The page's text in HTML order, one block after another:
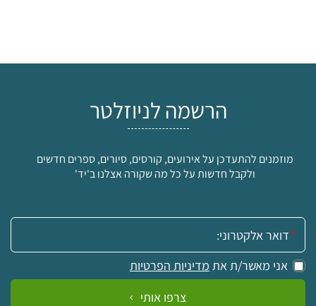
הרשמה לניוזלטר
מוזמנים להתעדכן על אירועים, קורסים, סיורים, ספרים חדשים
ולקבל חדשות על כל מה שקורה אצלנו ב'יד'
אימייל:
אני מאשר/ת את מדיניות הפרטיות
צרפו אותי